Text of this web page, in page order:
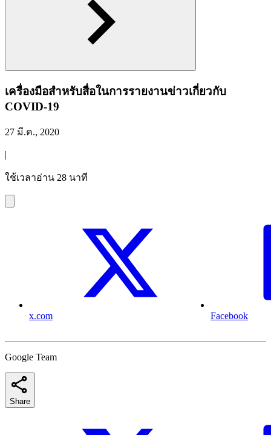
เครื่องมือสำหรับสื่อในการรายงานข่าวเกี่ยวกับ
COVID-19
27 มี.ค., 2020
|
ใช้เวลาอ่าน 28 นาที
x.com Facebook
Google Team
Share